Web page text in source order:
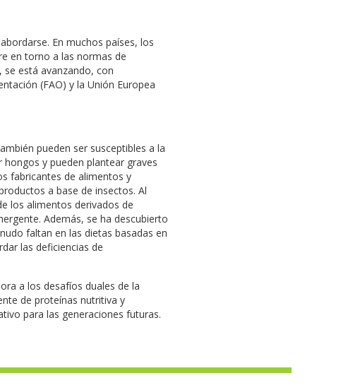
En muchos países, los
en torno a las normas de
está avanzando, con
(FAO) y la Unión Europea
pueden ser susceptibles a la
y pueden plantear graves
fabricantes de alimentos y
a base de insectos. Al
los alimentos derivados de
Además, se ha descubierto
faltan en las dietas basadas en
las deficiencias de
a los desafíos duales de la
de proteínas nutritiva y
para las generaciones futuras.